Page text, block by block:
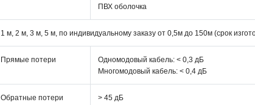
ПВХ оболочка
1 м, 2 м, 3 м, 5 м, по индивидуальному заказу от 0,5м до 150м (срок
Прямые потери
Одномодовый кабель: < 0,3 дБ
Многомодовый кабель: < 0,4 дБ
Обратные потери > 45 дБ